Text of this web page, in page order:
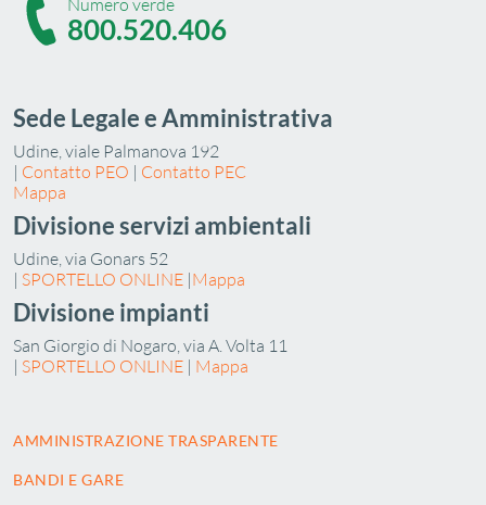
Numero verde
800.520.406
Sede Legale e Amministrativa
Udine, viale Palmanova 192
| Contatto PEO | Contatto PEC
Mappa
Divisione servizi ambientali
Udine, via Gonars 52
| SPORTELLO ONLINE |Mappa
Divisione impianti
San Giorgio di Nogaro, via A. Volta 11
| SPORTELLO ONLINE | Mappa
AMMINISTRAZIONE TRASPARENTE
BANDI E GARE